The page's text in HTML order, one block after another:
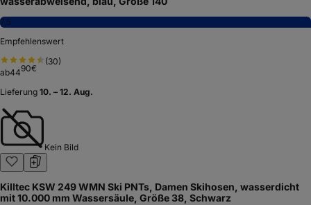
7,5
Empfehlenswert
(30)
ab4490€
Lieferung 10. – 12. Aug.
Kein Bild
Killtec KSW 249 WMN Ski PNTs, Damen Skihosen, wasserdicht
mit 10.000 mm Wassersäule, Größe 38, Schwarz